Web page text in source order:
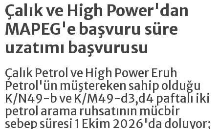
Çalık ve High Power'dan
MAPEG'e başvuru süre
uzatımı başvurusu
Çalık Petrol ve High Power Eruh
Petrol'ün müştereken sahip olduğu
K/N49-b ve K/M49-d3,d4 paftalı iki
petrol arama ruhsatının mücbir
sebep süresi 1 Ekim 2026'da doluyor;